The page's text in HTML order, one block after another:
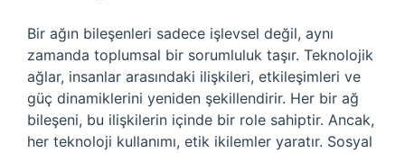
Bir ağın bileşenleri sadece işlevsel değil, aynı
zamanda toplumsal bir sorumluluk taşır. Teknolojik
ağlar, insanlar arasındaki ilişkileri, etkileşimleri ve
güç dinamiklerini yeniden şekillendirir. Her bir ağ
bileşeni, bu ilişkilerin içinde bir role sahiptir. Ancak,
her teknoloji kullanımı, etik ikilemler yaratır. Sosyal